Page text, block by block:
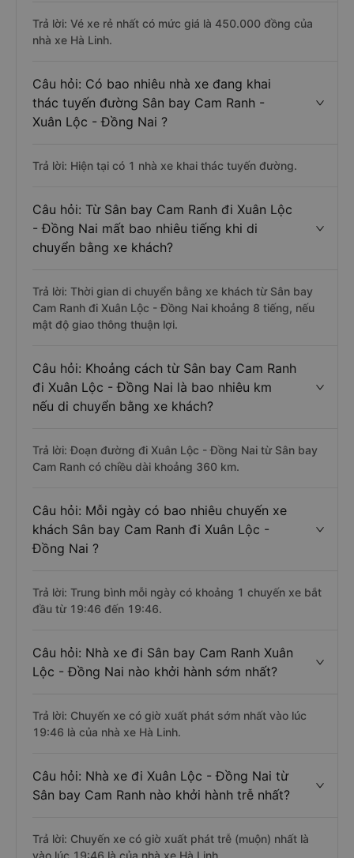
Trả lời: Vé xe rẻ nhất có mức giá là 450.000 đồng của
nhà xe Hà Linh.
Câu hỏi: Có bao nhiêu nhà xe đang khai
thác tuyến đường Sân bay Cam Ranh -
Xuân Lộc - Đồng Nai ?
Trả lời: Hiện tại có 1 nhà xe khai thác tuyến đường.
Câu hỏi: Từ Sân bay Cam Ranh đi Xuân Lộc
- Đồng Nai mất bao nhiêu tiếng khi di
chuyển bằng xe khách?
Trả lời: Thời gian di chuyển bằng xe khách từ Sân bay
Cam Ranh đi Xuân Lộc - Đồng Nai khoảng 8 tiếng, nếu
mật độ giao thông thuận lợi.
Câu hỏi: Khoảng cách từ Sân bay Cam Ranh
đi Xuân Lộc - Đồng Nai là bao nhiêu km
nếu di chuyển bằng xe khách?
Trả lời: Đoạn đường đi Xuân Lộc - Đồng Nai từ Sân bay
Cam Ranh có chiều dài khoảng 360 km.
Câu hỏi: Mỗi ngày có bao nhiêu chuyến xe
khách Sân bay Cam Ranh đi Xuân Lộc -
Đồng Nai ?
Trả lời: Trung bình mỗi ngày có khoảng 1 chuyến xe bắt
đầu từ 19:46 đến 19:46.
Câu hỏi: Nhà xe đi Sân bay Cam Ranh Xuân
Lộc - Đồng Nai nào khởi hành sớm nhất?
Trả lời: Chuyến xe có giờ xuất phát sớm nhất vào lúc
19:46 là của nhà xe Hà Linh.
Câu hỏi: Nhà xe đi Xuân Lộc - Đồng Nai từ
Sân bay Cam Ranh nào khởi hành trễ nhất?
Trả lời: Chuyến xe có giờ xuất phát trễ (muộn) nhất là
vào lúc 19:46 là của nhà xe Hà Linh.